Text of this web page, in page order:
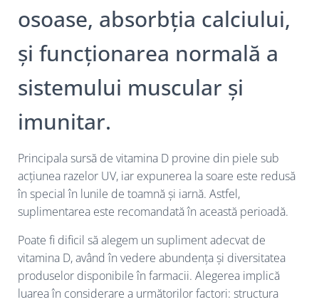
osoase, absorbția calciului,
și funcționarea normală a
sistemului muscular și
imunitar.
Principala sursă de vitamina D provine din piele sub
acțiunea razelor UV, iar expunerea la soare este redusă
în special în lunile de toamnă și iarnă. Astfel,
suplimentarea este recomandată în această perioadă.
Poate fi dificil să alegem un supliment adecvat de
vitamina D, având în vedere abundența și diversitatea
produselor disponibile în farmacii. Alegerea implică
luarea în considerare a următorilor factori: structura